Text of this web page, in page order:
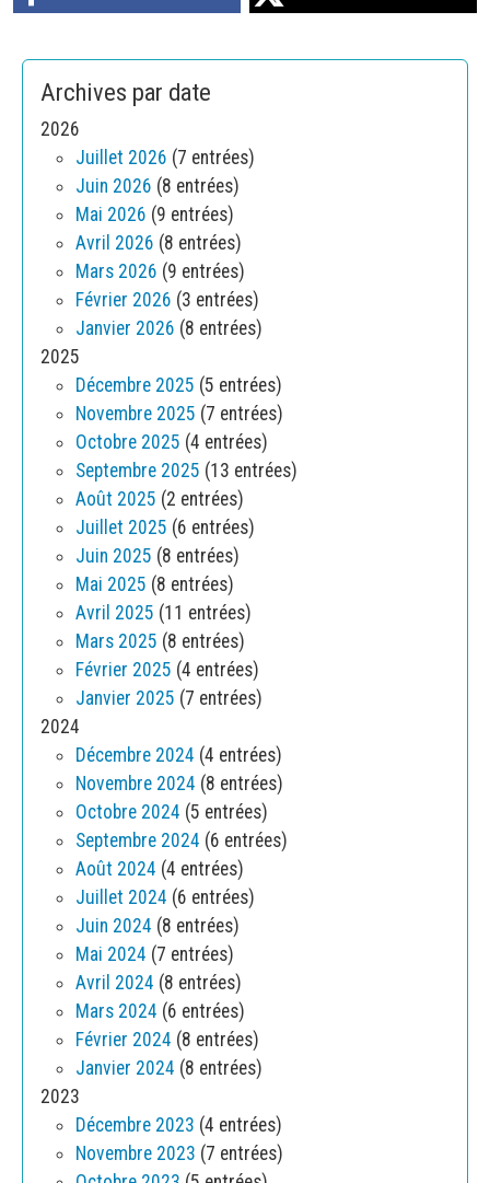
Archives par date
2026
Juillet 2026 (7 entrées)
Juin 2026 (8 entrées)
Mai 2026 (9 entrées)
Avril 2026 (8 entrées)
Mars 2026 (9 entrées)
Février 2026 (3 entrées)
Janvier 2026 (8 entrées)
2025
Décembre 2025 (5 entrées)
Novembre 2025 (7 entrées)
Octobre 2025 (4 entrées)
Septembre 2025 (13 entrées)
Août 2025 (2 entrées)
Juillet 2025 (6 entrées)
Juin 2025 (8 entrées)
Mai 2025 (8 entrées)
Avril 2025 (11 entrées)
Mars 2025 (8 entrées)
Février 2025 (4 entrées)
Janvier 2025 (7 entrées)
2024
Décembre 2024 (4 entrées)
Novembre 2024 (8 entrées)
Octobre 2024 (5 entrées)
Septembre 2024 (6 entrées)
Août 2024 (4 entrées)
Juillet 2024 (6 entrées)
Juin 2024 (8 entrées)
Mai 2024 (7 entrées)
Avril 2024 (8 entrées)
Mars 2024 (6 entrées)
Février 2024 (8 entrées)
Janvier 2024 (8 entrées)
2023
Décembre 2023 (4 entrées)
Novembre 2023 (7 entrées)